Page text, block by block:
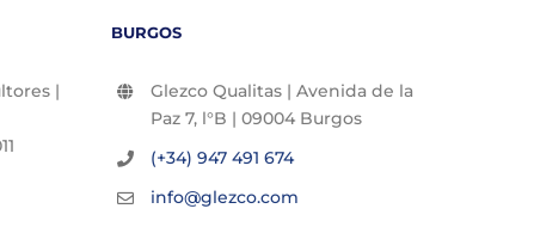
|
BURGOS
Glezco Qualitas | Avenida de la
Paz 7, l°B | 09004 Burgos
(+34) 947 491 674
info@glezco.com